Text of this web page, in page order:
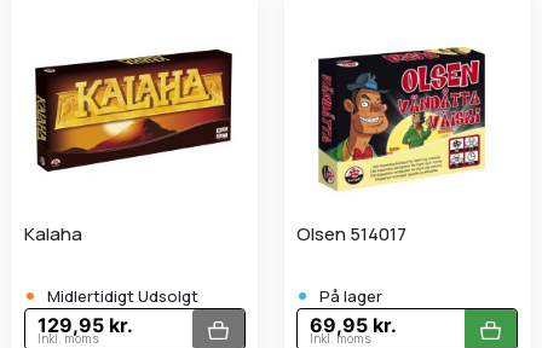
Kalaha
• Midlertidigt Udsolgt
129,95 kr.
Inkl. moms
Olsen 514017
• På lager
69,95 kr.
Inkl. moms